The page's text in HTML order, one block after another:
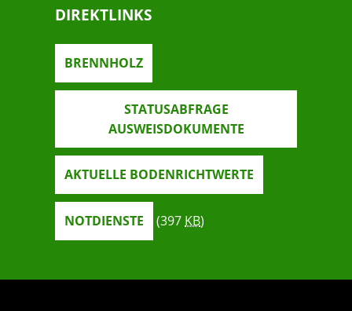
DIREKTLINKS
BRENNHOLZ
STATUSABFRAGE
AUSWEISDOKUMENTE
AKTUELLE BODENRICHTWERTE
NOTDIENSTE (397 KB)